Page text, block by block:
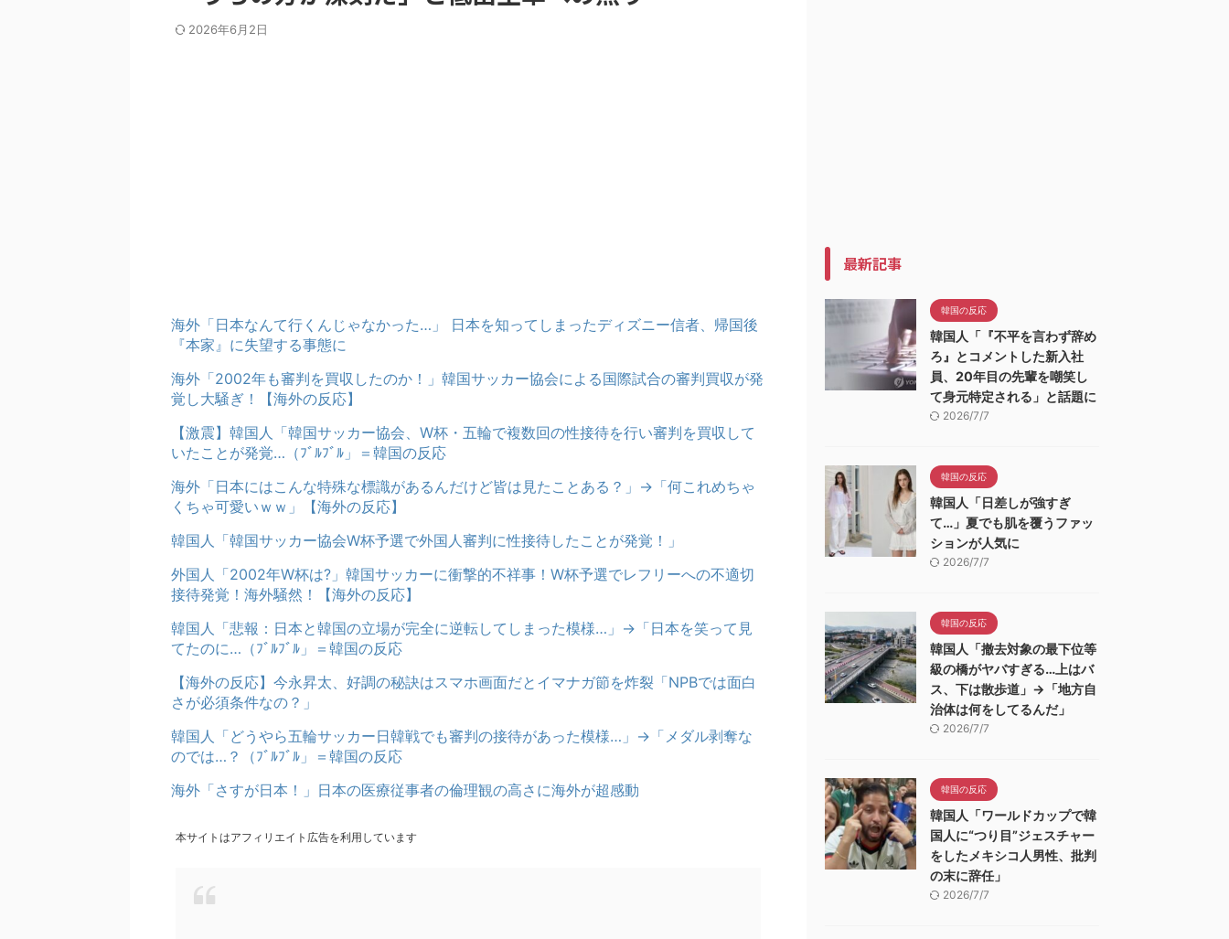
2026年6月2日
海外「日本なんて行くんじゃなかった…」 日本を知ってしまったディズニー信者、帰国後
『本家』に失望する事態に
海外「2002年も審判を買収したのか！」韓国サッカー協会による国際試合の審判買収が発
覚し大騒ぎ！【海外の反応】
【激震】韓国人「韓国サッカー協会、W杯・五輪で複数回の性接待を行い審判を買収して
いたことが発覚…（ﾌﾞﾙﾌﾞﾙ」＝韓国の反応
海外「日本にはこんな特殊な標識があるんだけど皆は見たことある？」→「何これめちゃ
くちゃ可愛いｗｗ」【海外の反応】
韓国人「韓国サッカー協会W杯予選で外国人審判に性接待したことが発覚！」
外国人「2002年W杯は?」韓国サッカーに衝撃的不祥事！W杯予選でレフリーへの不適切
接待発覚！海外騒然！【海外の反応】
韓国人「悲報：日本と韓国の立場が完全に逆転してしまった模様…」→「日本を笑って見
てたのに…（ﾌﾞﾙﾌﾞﾙ」＝韓国の反応
【海外の反応】今永昇太、好調の秘訣はスマホ画面だとイマナガ節を炸裂「NPBでは面白
さが必須条件なの？」
韓国人「どうやら五輪サッカー日韓戦でも審判の接待があった模様…」→「メダル剥奪な
のでは…？（ﾌﾞﾙﾌﾞﾙ」＝韓国の反応
海外「さすが日本！」日本の医療従事者の倫理観の高さに海外が超感動
本サイトはアフィリエイト広告を利用しています
最新記事
韓国の反応
韓国人「『不平を言わず辞め
ろ』とコメントした新入社
員、20年目の先輩を嘲笑し
て身元特定される」と話題に
2026/7/7
韓国の反応
韓国人「日差しが強すぎ
て…」夏でも肌を覆うファッ
ションが人気に
2026/7/7
韓国の反応
韓国人「撤去対象の最下位等
級の橋がヤバすぎる…上はバ
ス、下は散歩道」→「地方自
治体は何をしてるんだ」
2026/7/7
韓国の反応
韓国人「ワールドカップで韓
国人に“つり目”ジェスチャー
をしたメキシコ人男性、批判
の末に辞任」
2026/7/7